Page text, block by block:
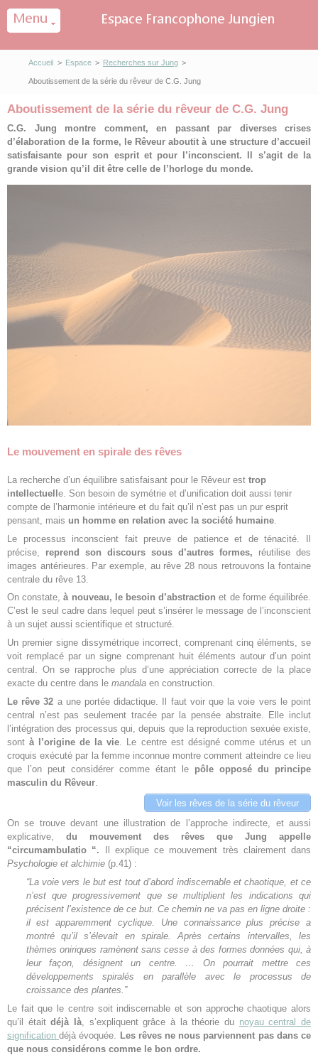
Accueil > Espace > Recherches sur Jung >
Aboutissement de la série du rêveur de C.G. Jung
Aboutissement de la série du rêveur de C.G. Jung
C.G. Jung montre comment, en passant par diverses crises
d’élaboration de la forme, le Rêveur aboutit à une structure d’accueil
satisfaisante pour son esprit et pour l’inconscient. Il s’agit de la
grande vision qu’il dit être celle de l’horloge du monde.
Le mouvement en spirale des rêves
La recherche d’un équilibre satisfaisant pour le Rêveur est trop
intellectuell e. Son besoin de symétrie et d’unification doit aussi tenir
compte de l’harmonie intérieure et du fait qu’il n’est pas un pur esprit
pensant, mais un homme en relation avec la société humaine
Le processus inconscient fait preuve de patience et de ténacité. Il
précise, reprend son discours sous d’autres formes, réutilise des
images antérieures. Par exemple, au rêve 28 nous retrouvons la fontaine
centrale du rêve 13.
On constate,à nouveau, le besoin d’abstraction et de forme équilibrée.
C’est le seul cadre dans lequel peut s’insérer le message de l’inconscient
à un sujet aussi scientifique et structuré.
Un premier signe dissymétrique incorrect, comprenant cinq éléments, se
voit remplacé par un signe comprenant huit éléments autour d’un point
central. On se rapproche plus d’une appréciation correcte de la place
exacte du centre dans le mandala en construction.
Le rêve 32 a une portée didactique. Il faut voir que la voie vers le point
central n’est pas seulement tracée par la pensée abstraite. Elle inclut
l’intégration des processus qui, depuis que la reproduction sexuée existe,
sontà l’origine de la vie . Le centre est désigné comme utérus et un
croquis exécuté par la femme inconnue montre comment atteindre ce lieu
que l’on peut considérer comme étant le pôle opposé du principe
masculin du Rêveur
Voir les rêves de la série du rêveur
On se trouve devant une illustration de l’approche indirecte, et aussi
explicative, du mouvement des rêves que Jung appelle
“circumambulatio “. Il explique ce mouvement très clairement dans
Psychologie et alchimie (p.41) :
“La voie vers le but est tout d’abord indiscernable et chaotique, et ce
n’est que progressivement que se multiplient les indications qui
précisent l’existence de ce but. Ce chemin ne va pas en ligne droite :
il est apparemment cyclique. Une connaissance plus précise a
montré qu’il s’élevait en spirale. Après certains intervalles, les
thèmes oniriques ramènent sans cesse à des formes données qui, à
leur façon, désignent un centre. … On pourrait mettre ces
développements spiralés en parallèle avec le processus de
croissance des plantes.”
Le fait que le centre soit indiscernable et son approche chaotique alors
qu’il étaitdéjà là , s’expliquent grâce à la théorie du noyau central de
significationdéjà évoquée. Les rêves ne nous parviennent pas dans ce
que nous considérons comme le bon ordre.
Panneau de gestion des cookies